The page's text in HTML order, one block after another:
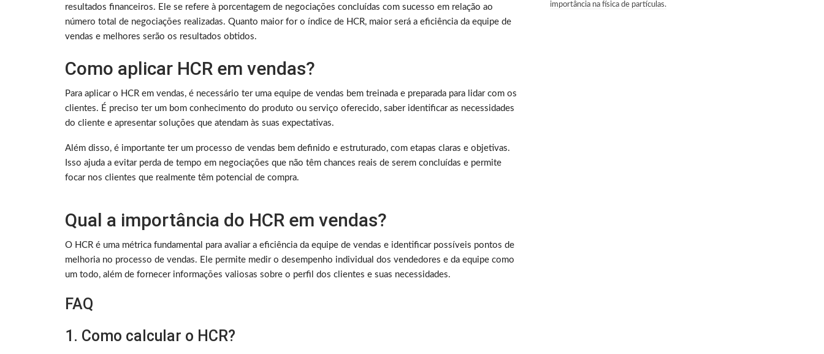
resultados financeiros. Ele se refere à porcentagem de negociações concluídas com sucesso em relação ao
número total de negociações realizadas. Quanto maior for o índice de HCR, maior será a eficiência da equipe de
vendas e melhores serão os resultados obtidos.
Como aplicar HCR em vendas?
Para aplicar o HCR em vendas, é necessário ter uma equipe de vendas bem treinada e preparada para lidar com os
clientes. É preciso ter um bom conhecimento do produto ou serviço oferecido, saber identificar as necessidades
do cliente e apresentar soluções que atendam às suas expectativas.
Além disso, é importante ter um processo de vendas bem definido e estruturado, com etapas claras e objetivas.
Isso ajuda a evitar perda de tempo em negociações que não têm chances reais de serem concluídas e permite
focar nos clientes que realmente têm potencial de compra.
Qual a importância do HCR em vendas?
O HCR é uma métrica fundamental para avaliar a eficiência da equipe de vendas e identificar possíveis pontos de
melhoria no processo de vendas. Ele permite medir o desempenho individual dos vendedores e da equipe como
um todo, além de fornecer informações valiosas sobre o perfil dos clientes e suas necessidades.
FAQ
1. Como calcular o HCR?
importância na física de partículas.